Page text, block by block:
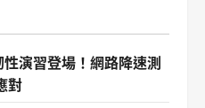
演習登場！網路降速測
對